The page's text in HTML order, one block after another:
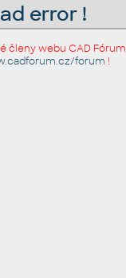
error !
členy webu CAD Fórum
forum !